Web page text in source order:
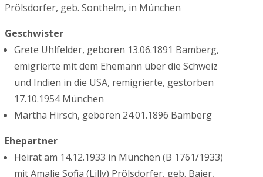
Prölsdorfer, geb. Sonthelm, in München
Geschwister
Grete Uhlfelder, geboren 13.06.1891 Bamberg,
emigrierte mit dem Ehemann über die Schweiz
und Indien in die USA, remigrierte, gestorben
17.10.1954 München
Martha Hirsch, geboren 24.01.1896 Bamberg
Ehepartner
Heirat am 14.12.1933 in München (B 1761/1933)
mit Amalie Sofia (Lilly) Prölsdorfer, geb. Baier,